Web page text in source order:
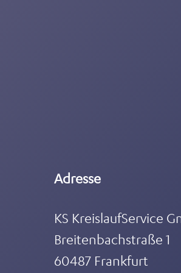
Adresse
KS KreislaufService
Breitenbachstraße 1
60487 Frankfurt